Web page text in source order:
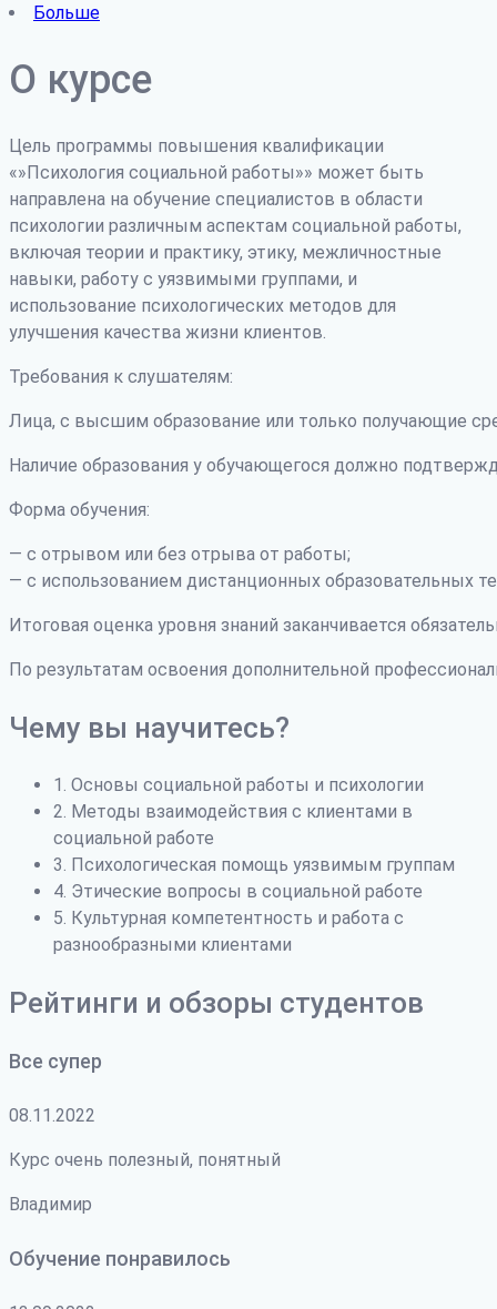
Больше
О курсе
Цель программы повышения квалификации
«»Психология социальной работы»» может быть
направлена на обучение специалистов в области
психологии различным аспектам социальной работы,
включая теории и практику, этику, межличностные
навыки, работу с уязвимыми группами, и
использование психологических методов для
улучшения качества жизни клиентов.
Требования к слушателям:
Лица, с высшим образование или только получающие
Наличие образования у обучающегося должно
Форма обучения:
— с отрывом или без отрыва от работы;
— с использованием дистанционных образовательных
Итоговая оценка уровня знаний заканчивается
По результатам освоения дополнительной
Чему вы научитесь?
1. Основы социальной работы и психологии
2. Методы взаимодействия с клиентами в
социальной работе
3. Психологическая помощь уязвимым группам
4. Этические вопросы в социальной работе
5. Культурная компетентность и работа с
разнообразными клиентами
Рейтинги и обзоры студентов
Все супер
08.11.2022
Курс очень полезный, понятный
Владимир
Обучение понравилось